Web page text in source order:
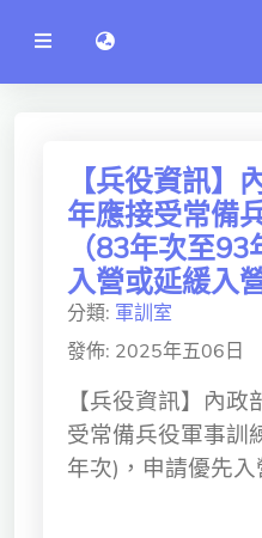
公
告
系
工程學院
資訊學院
管理學院
人文社社會學院
電機通訊學院
醫護學院
研究中心
語言切換
【兵役資訊】
年應接受常備
（83年次至
入營或延緩入
分類: 軍訓室
發佈: 2025年五06日
【兵役資訊】內
受常備兵役軍事訓
年次)，申請優先入